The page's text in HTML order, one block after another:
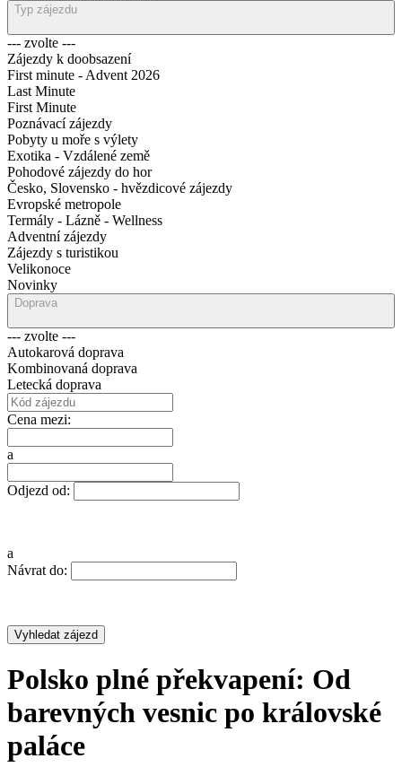
Typ zájezdu
--- zvolte ---
Zájezdy k doobsazení
First minute - Advent 2026
Last Minute
First Minute
Poznávací zájezdy
Pobyty u moře s výlety
Exotika - Vzdálené země
Pohodové zájezdy do hor
Česko, Slovensko - hvězdicové zájezdy
Evropské metropole
Termály - Lázně - Wellness
Adventní zájezdy
Zájezdy s turistikou
Velikonoce
Novinky
Doprava
--- zvolte ---
Autokarová doprava
Kombinovaná doprava
Letecká doprava
Cena mezi:
a
Odjezd od:
a
Návrat do:
Polsko plné překvapení: Od
barevných vesnic po královské
paláce